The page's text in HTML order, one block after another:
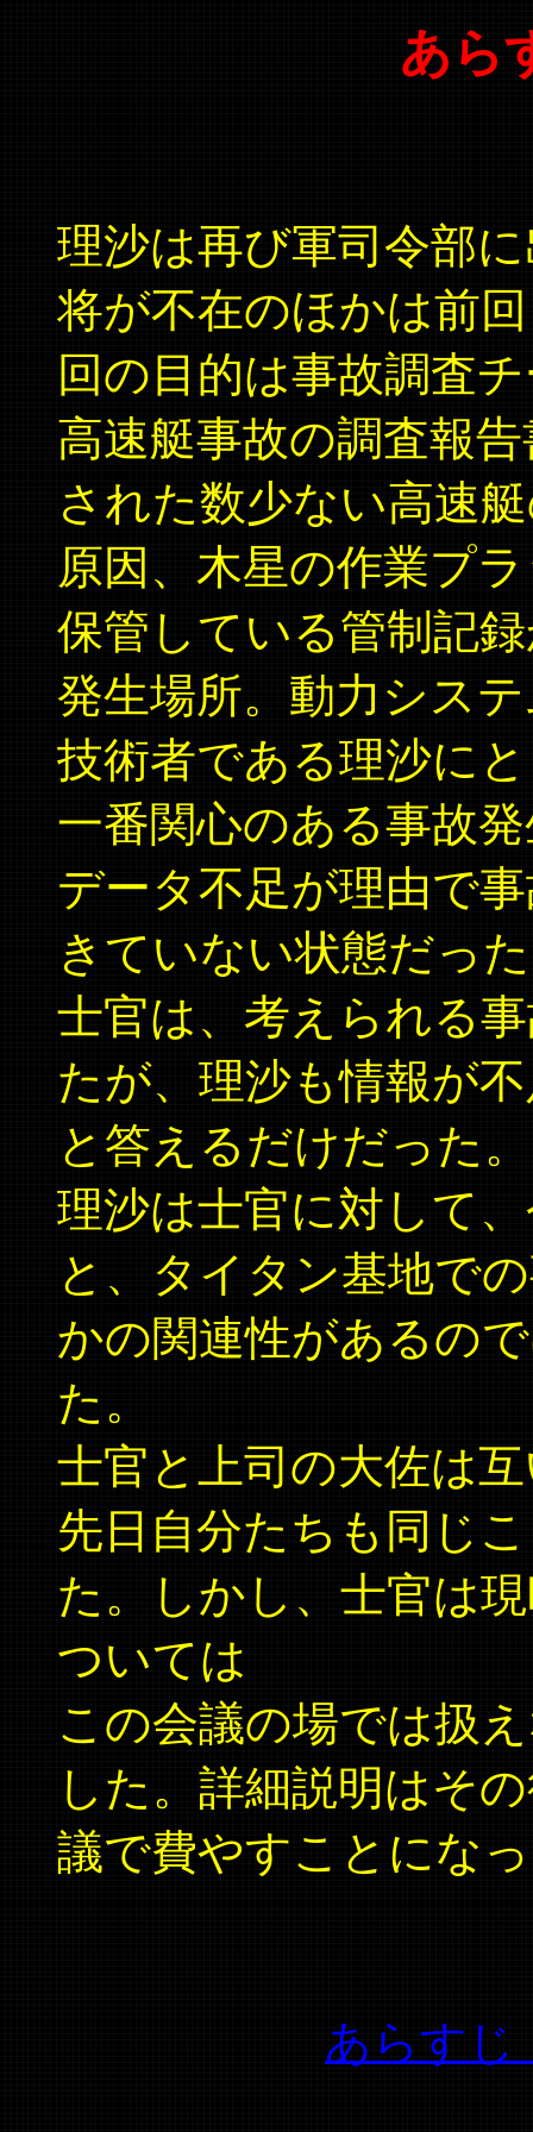
あら
理沙は再び軍司令部
将が不在のほかは前
回の目的は事故調査
高速艇事故の調査報
された数少ない高速
原因、木星の作業プ
保管している管制記
発生場所。動力シス
技術者である理沙に
一番関心のある事故
データ不足が理由で
きていない状態だっ
士官は、考えられる
たが、理沙も情報が
と答えるだけだった。
理沙は士官に対して
と、タイタン基地で
かの関連性があるの
た。
士官と上司の大佐は
先日自分たちも同じ
た。しかし、士官は
ついては
この会議の場では扱
した。詳細説明はそ
議で費やすことにな
あらすじ